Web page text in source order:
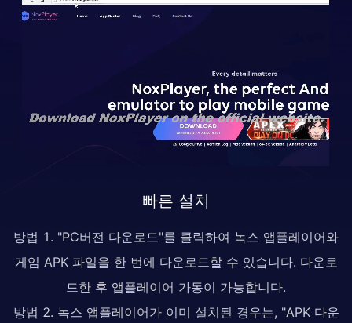
빠른 설치
방법 1. "PC버전 다운로드"를 클릭하여 녹스 앱플레이어와
게임 APK 파일을 한 번에 다운로드할 수 있습니다. 다운로
드한 후 앱플레이어 가동이 가능합니다.
방법 2. 녹스 앱플레이어가 이미 설치된 경우는, "APK 다운